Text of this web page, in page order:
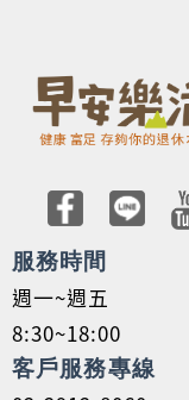
服務時間
週一~週五
8:30~18:00
客戶服務專線